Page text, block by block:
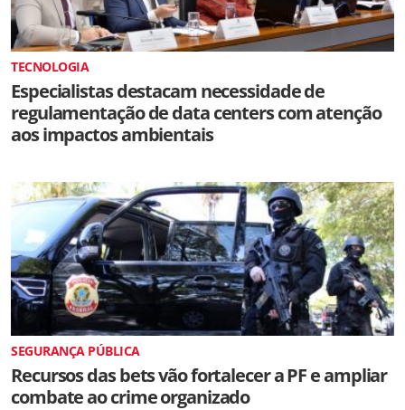
TECNOLOGIA
Especialistas destacam necessidade de
regulamentação de data centers com atenção
aos impactos ambientais
SEGURANÇA PÚBLICA
Recursos das bets vão fortalecer a PF e ampliar
combate ao crime organizado